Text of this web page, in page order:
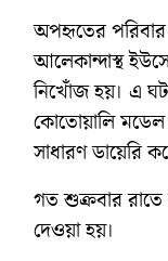
অপহৃতের পরিবার
আলেকান্দাস্থ
নিখোঁজ হয়। এ
কোতোয়ালি মডেল
সাধারণ ডায়েরি
গত শুক্রবার রাতে
দেওয়া হয়।